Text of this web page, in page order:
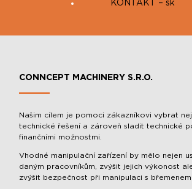
KONTAKT – sk
CONNCEPT MACHINERY S.R.O.
Našim cílem je pomoci zákazníkovi vybrat
technické řešení a zároveň sladit technické
finančními možnostmi.
Vhodné manipulační zařízení by mělo nejen
daným pracovníkům, zvýšit jejich výkonost
zvýšit bezpečnost při manipulaci s břemenem.